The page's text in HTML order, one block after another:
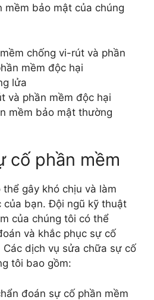
mềm bảo mật của chúng
chống vi-rút và phần
mềm độc hại
lửa
và phần mềm độc hại
mềm bảo mật thường
cố phần mềm
gây khó chịu và làm
của bạn. Đội ngũ kỹ thuật
của chúng tôi có thể
và khắc phục sự cố
Các dịch vụ sửa chữa sự cố
tôi bao gồm:
đoán sự cố phần mềm